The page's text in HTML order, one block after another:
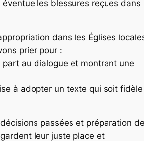
blessures reçues dans
dans les Églises
prier pour :
part au dialogue et montrant une
à adopter un texte qui soit fidèle
passées et préparation
leur juste place et